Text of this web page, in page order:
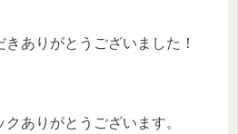
ありがとうございました！
クありがとうございます。